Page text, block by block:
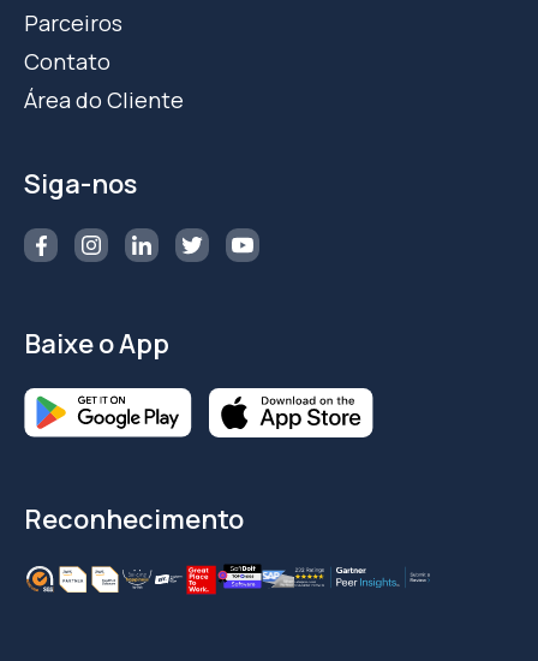
Parceiros
Contato
Área do Cliente
Siga-nos
Baixe o App
Reconhecimento